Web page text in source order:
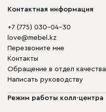
Контактная информация
+7 (775) 030-04-30
love@mebel.kz
Перезвоните мне
Контакты
Обращение в отдел качества
Написать руководству
Режим работы колл-центра